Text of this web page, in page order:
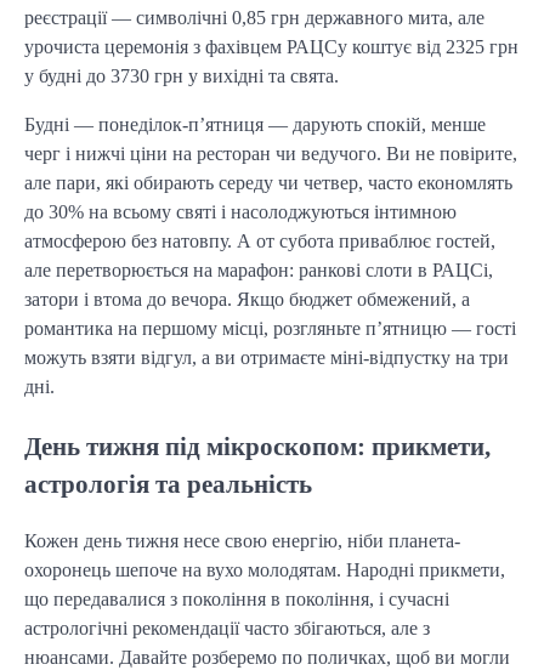
реєстрації — символічні 0,85 грн державного мита, але
урочиста церемонія з фахівцем РАЦСу коштує від 2325 грн
у будні до 3730 грн у вихідні та свята.
Будні — понеділок-п’ятниця — дарують спокій, менше
черг і нижчі ціни на ресторан чи ведучого. Ви не повірите,
але пари, які обирають середу чи четвер, часто економлять
до 30% на всьому святі і насолоджуються інтимною
атмосферою без натовпу. А от субота приваблює гостей,
але перетворюється на марафон: ранкові слоти в РАЦСі,
затори і втома до вечора. Якщо бюджет обмежений, а
романтика на першому місці, розгляньте п’ятницю — гості
можуть взяти відгул, а ви отримаєте міні-відпустку на три
дні.
День тижня під мікроскопом: прикмети,
астрологія та реальність
Кожен день тижня несе свою енергію, ніби планета-
охоронець шепоче на вухо молодятам. Народні прикмети,
що передавалися з покоління в покоління, і сучасні
астрологічні рекомендації часто збігаються, але з
нюансами. Давайте розберемо по поличках, щоб ви могли